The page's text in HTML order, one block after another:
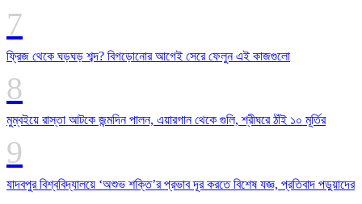
ফ্রিজ থেকে ঘড়ঘড় শব্দ? বিগড়োনোর আগেই সেরে ফেলুন এই কাজগুলো
মুম্বইয়ে রাস্তা আটকে জন্মদিন পালন, এয়ারগান থেকে গুলি, শ্রীঘরে ঠাঁই ১০ মূর্তির
যাদবপুর বিশ্ববিদ্যালয়ে ‘অশুভ শক্তি’র প্রভাব দূর করতে বিশেষ যজ্ঞ, প্রতিবাদ পড়ুয়াদের